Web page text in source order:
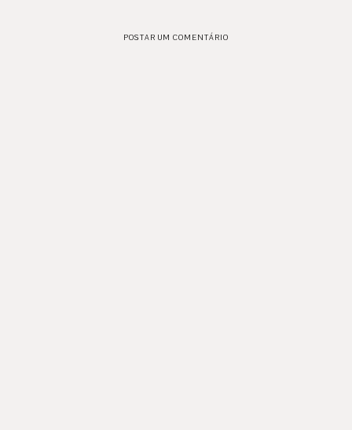
POSTAR UM COMENTÁRIO